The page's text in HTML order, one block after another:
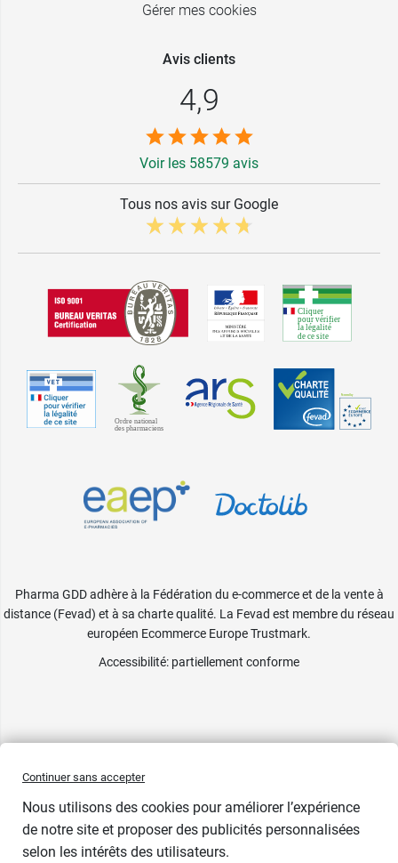
Gérer mes cookies
Avis clients
4,9
Voir les 58579 avis
Tous nos avis sur Google
Pharma GDD adhère à la Fédération du e-commerce et de la vente à
distance (Fevad) et à sa charte qualité. La Fevad est membre du réseau
européen Ecommerce Europe Trustmark.
Accessibilité: partiellement conforme
Continuer sans accepter
Nous utilisons des cookies pour améliorer l’expérience
de notre site et proposer des publicités personnalisées
selon les intérêts des utilisateurs.